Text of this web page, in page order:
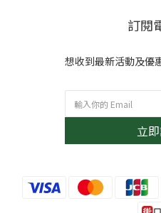
訂閱
想收到最新活動及優
立